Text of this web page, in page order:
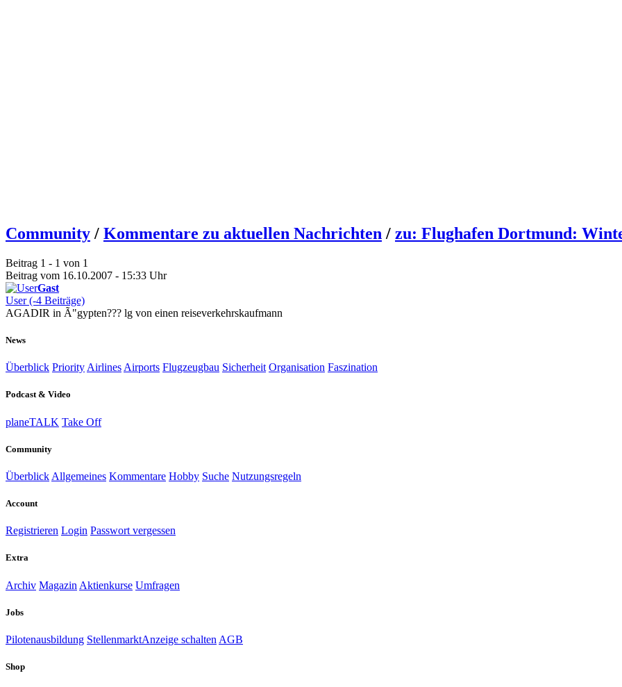
Community / Kommentare zu aktuellen Nachrichten / zu: Flughafen Dortmund:
Beitrag 1 - 1 von 1
Beitrag vom 16.10.2007 - 15:33 Uhr
Gast
User (-4 Beiträge)
AGADIR in Ã"gypten??? lg von einen reiseverkehrskaufmann
News
Überblick Priority Airlines Airports Flugzeugbau Sicherheit Organisation Faszination
Podcast & Video
planeTALK Take Off
Community
Überblick Allgemeines Kommentare Hobby Suche Nutzungsregeln
Account
Registrieren Login Passwort vergessen
Extra
Archiv Magazin Aktienkurse Umfragen
Jobs
Pilotenausbildung StellenmarktAnzeige schalten AGB
Shop